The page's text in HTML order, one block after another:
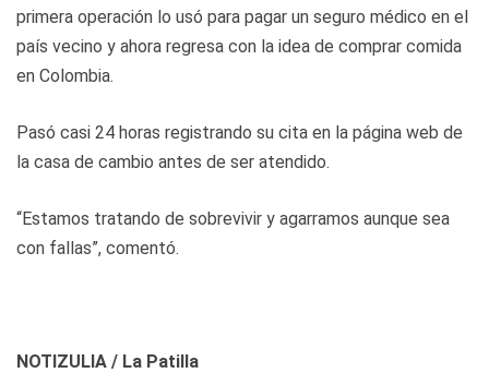
primera operación lo usó para pagar un seguro médico en el
país vecino y ahora regresa con la idea de comprar comida
en Colombia.
Pasó casi 24 horas registrando su cita en la página web de
la casa de cambio antes de ser atendido.
“Estamos tratando de sobrevivir y agarramos aunque sea
con fallas”, comentó.
NOTIZULIA / La Patilla